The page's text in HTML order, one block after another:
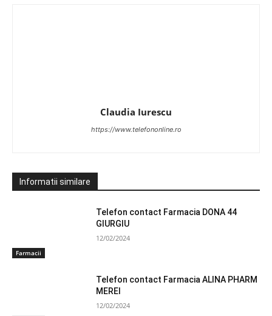
Claudia Iurescu
https://www.telefononline.ro
Informatii similare
Farmacii
Telefon contact Farmacia DONA 44
GIURGIU
12/02/2024
Telefon contact Farmacia ALINA PHARM
MEREI
12/02/2024